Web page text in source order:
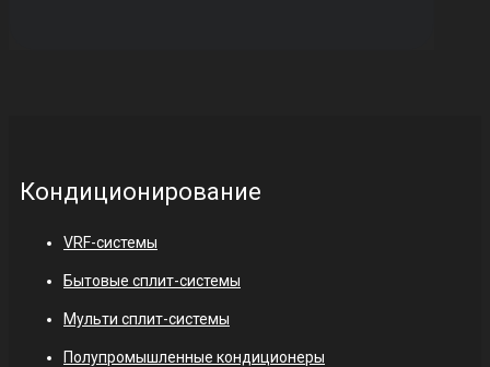
Кондиционирование
VRF-системы
Бытовые сплит-системы
Мульти сплит-системы
Полупромышленные кондиционеры